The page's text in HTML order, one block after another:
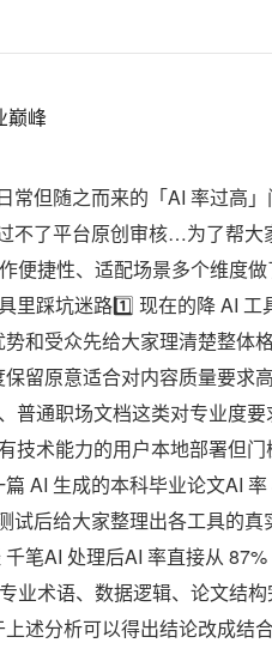
常但随之而来的「AI 率过高
不了平台原创审核…为了帮大
便捷性、适配场景多个维度
里踩坑迷路1️⃣ 现在的降 AI 工
和受众先给大家理清楚整体
留原意适合对内容质量要求高
普通职场文档这类对专业度要
技术能力的用户本地部署但
AI 生成的本科毕业论文AI
试后给大家整理出各工具的真
笔AI 处理后AI 率直接从
业术语、数据逻辑、论文结
述分析可以得出结论改成结